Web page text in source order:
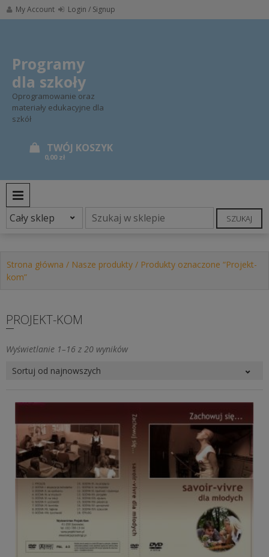
Skip
to
My Account Login / Signup
Programy
dla szkoły
Oprogramowanie oraz
materiały edukacyjne dla
szkół
0,00 zł
SZUKAJ
Strona główna / Nasze produkty / Produkty oznaczone “Projekt-
kom”
PROJEKT-KOM
Wyświetlanie 1–16 z 20 wynikówPosortowane